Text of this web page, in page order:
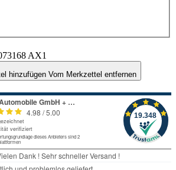
AX1
hinzufügen Vom Merkzettel entfernen